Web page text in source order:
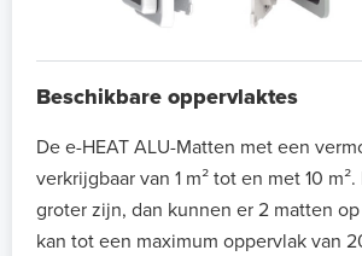
Beschikbare oppervlaktes
De e-HEAT ALU-Matten met een
verkrijgbaar van 1 m² tot en met 10
groter zijn, dan kunnen er 2 matten
kan tot een maximum oppervlak van